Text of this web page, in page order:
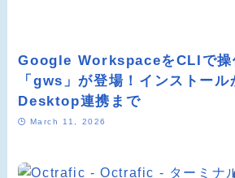
Google WorkspaceをCLIで操
「gws」が登場！インストー
Desktop連携まで
March 11, 2026